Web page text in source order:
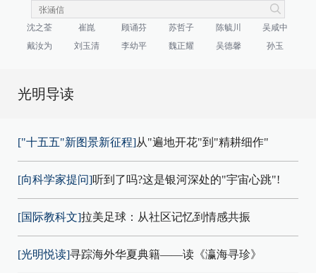
沈之荃 崔崑 顾诵芬 苏哲子 陈毓川
吴咸中
戴汝为
刘玉清 李幼平 魏正耀 吴德馨 孙玉
光明导读
["十五五"新图景新征程]从"遍地开花"到"精耕细作"
[向科学家提问]听到了吗?这是银河深处的"宇宙心跳"!
[国际教科文]拉美足球：从社区记忆到情感共振
[光明悦读]寻踪海外华夏典籍——读《瀛海寻珍》